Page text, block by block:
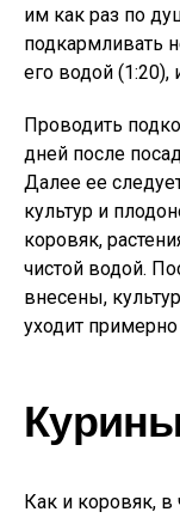
им как раз по
подкармливать
его водой (1:20),
Проводить
дней после
Далее ее
культур и
коровяк,
чистой водой.
внесены,
уходит
Как и коровяк,